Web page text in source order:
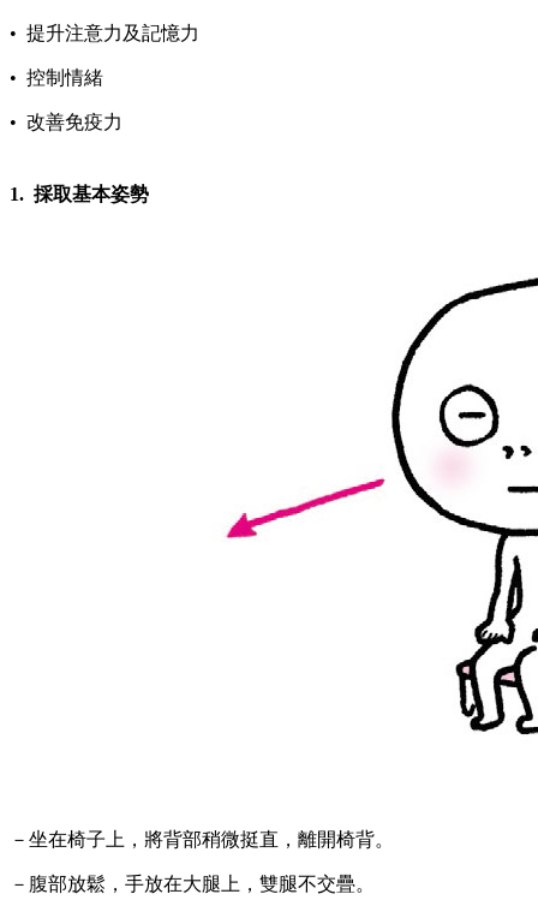
• 提升注意力及記憶力
• 控制情緒
• 改善免疫力
1. 採取基本姿勢
－坐在椅子上，將背部稍微挺直，離開椅背。
－腹部放鬆，手放在大腿上，雙腿不交疊。